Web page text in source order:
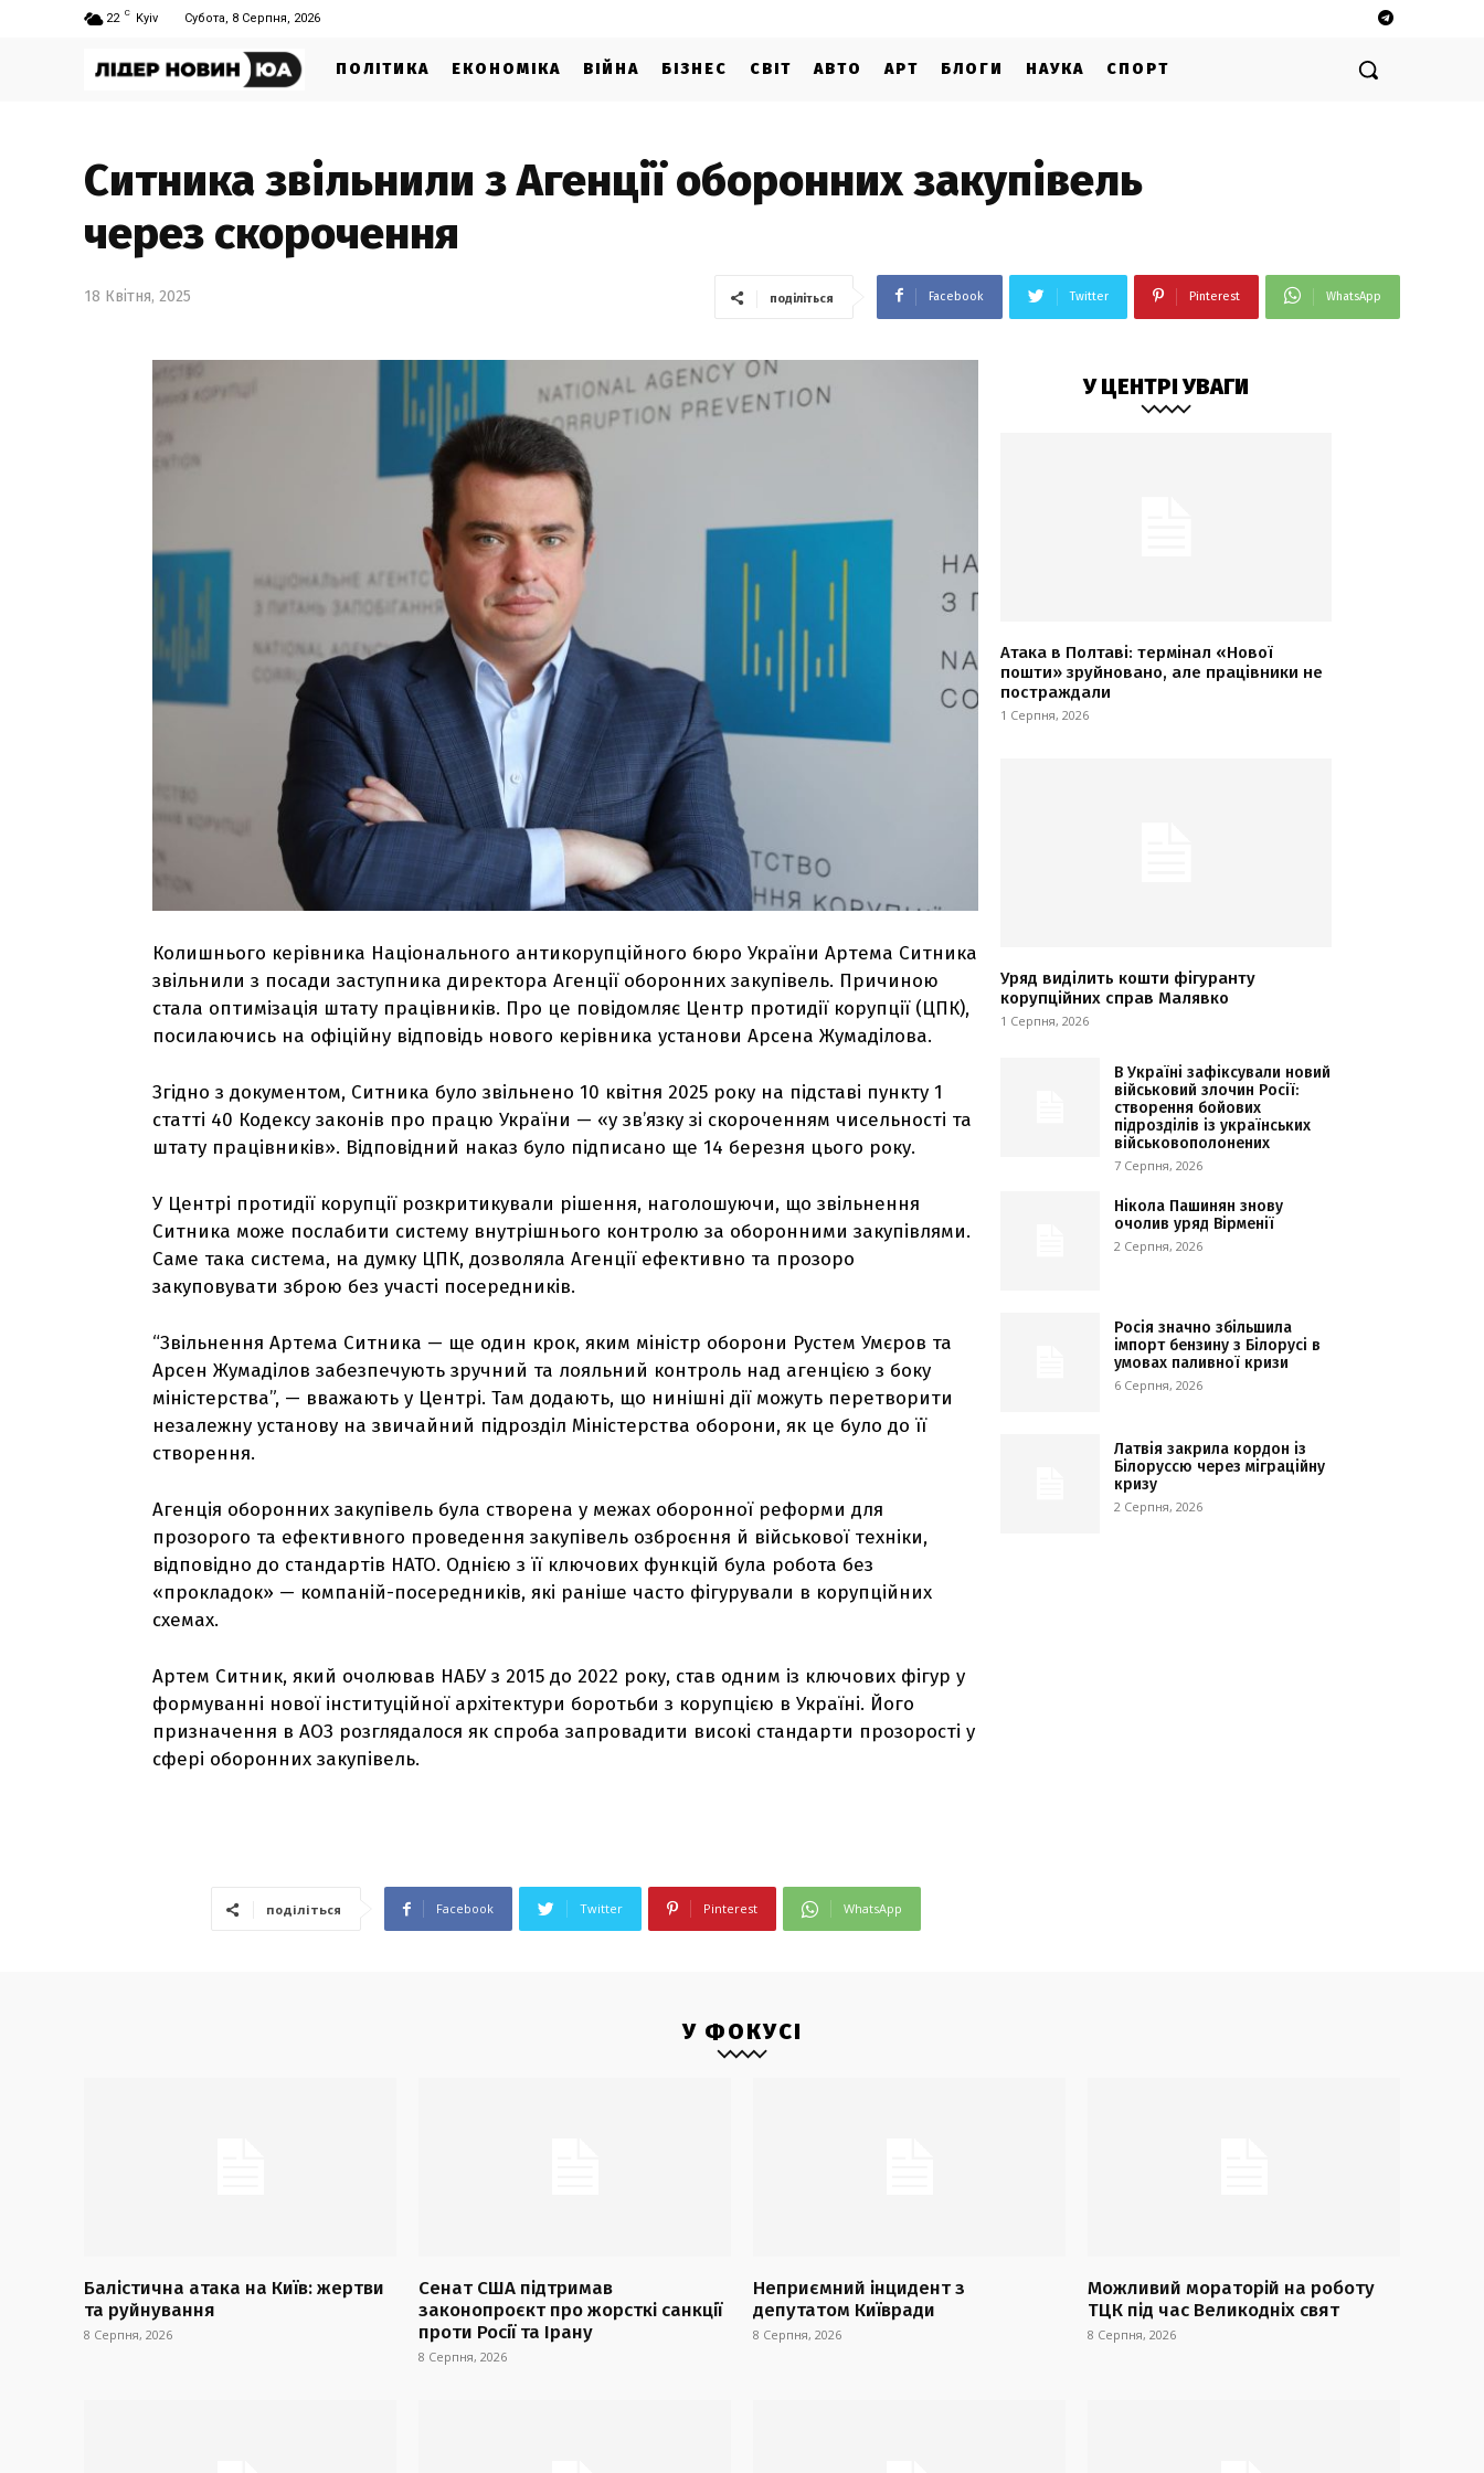
22 C Kyiv Субота, 8 Серпня, 2026
ПОЛІТИКА ЕКОНОМІКА ВІЙНА БІЗНЕС СВІТ АВТО АРТ БЛОГИ НАУКА СПОРТ
Ситника звільнили з Агенції оборонних закупівель
через скорочення
18 Квітня, 2025 поділіться Facebook Twitter Pinterest WhatsApp
Колишнього керівника Національного антикорупційного бюро України Артема Ситника
звільнили з посади заступника директора Агенції оборонних закупівель. Причиною
стала оптимізація штату працівників. Про це повідомляє Центр протидії корупції (ЦПК),
посилаючись на офіційну відповідь нового керівника установи Арсена Жумаділова.
Згідно з документом, Ситника було звільнено 10 квітня 2025 року на підставі пункту 1
статті 40 Кодексу законів про працю України — «у зв’язку зі скороченням чисельності та
штату працівників». Відповідний наказ було підписано ще 14 березня цього року.
У Центрі протидії корупції розкритикували рішення, наголошуючи, що звільнення
Ситника може послабити систему внутрішнього контролю за оборонними закупівлями.
Саме така система, на думку ЦПК, дозволяла Агенції ефективно та прозоро
закуповувати зброю без участі посередників.
“Звільнення Артема Ситника — ще один крок, яким міністр оборони Рустем Умєров та
Арсен Жумаділов забезпечують зручний та лояльний контроль над агенцією з боку
міністерства”, — вважають у Центрі. Там додають, що нинішні дії можуть перетворити
незалежну установу на звичайний підрозділ Міністерства оборони, як це було до її
створення.
Агенція оборонних закупівель була створена у межах оборонної реформи для
прозорого та ефективного проведення закупівель озброєння й військової техніки,
відповідно до стандартів НАТО. Однією з її ключових функцій була робота без
«прокладок» — компаній-посередників, які раніше часто фігурували в корупційних
схемах.
Артем Ситник, який очолював НАБУ з 2015 до 2022 року, став одним із ключових фігур у
формуванні нової інституційної архітектури боротьби з корупцією в Україні. Його
призначення в АОЗ розглядалося як спроба запровадити високі стандарти прозорості у
сфері оборонних закупівель.
поділіться Facebook Twitter Pinterest WhatsApp
У ЦЕНТРІ УВАГИ
Атака в Полтаві: термінал «Нової
пошти» зруйновано, але працівники не
постраждали
1 Серпня, 2026
Уряд виділить кошти фігуранту
корупційних справ Малявко
1 Серпня, 2026
В Україні зафіксували новий
військовий злочин Росії:
створення бойових
підрозділів із українських
військовополонених
7 Серпня, 2026
Нікола Пашинян знову
очолив уряд Вірменії
2 Серпня, 2026
Росія значно збільшила
імпорт бензину з Білорусі в
умовах паливної кризи
6 Серпня, 2026
Латвія закрила кордон із
Білоруссю через міграційну
кризу
2 Серпня, 2026
У ФОКУСІ
Балістична атака на Київ: жертви
та руйнування
8 Серпня, 2026
Сенат США підтримав
законопроєкт про жорсткі санкції
проти Росії та Ірану
8 Серпня, 2026
Неприємний інцидент з
депутатом Київради
8 Серпня, 2026
Можливий мораторій на роботу
ТЦК під час Великодніх свят
8 Серпня, 2026